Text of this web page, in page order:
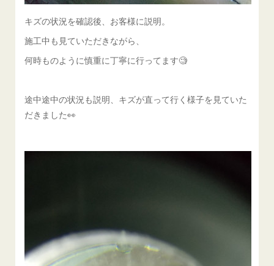
キズの状況を確認後、お客様に説明。
施工中も見ていただきながら、
何時ものように慎重に丁寧に行ってます🧐
途中途中の状況も説明、キズが直って行く様子を見ていた
だきました👀